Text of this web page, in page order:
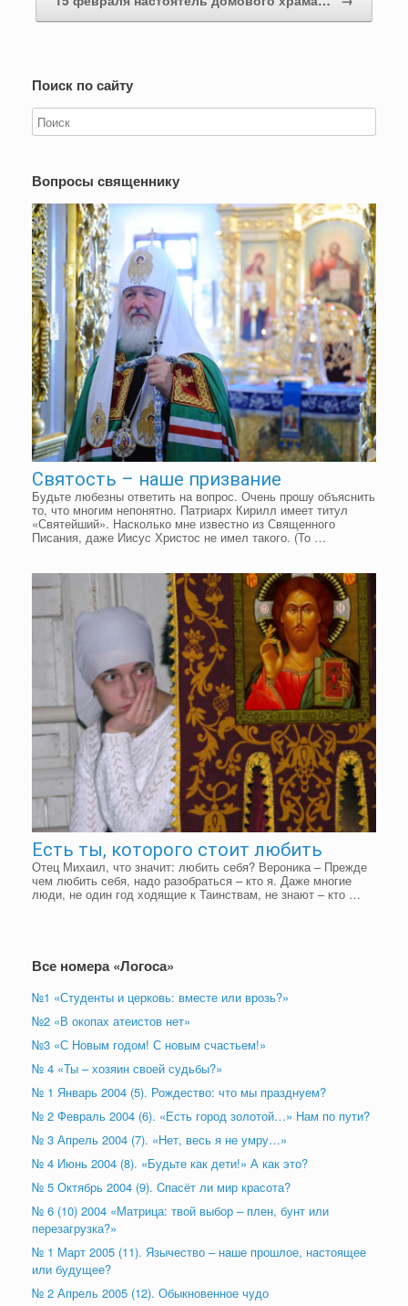
Поиск по сайту
Вопросы священнику
Святость – наше призвание
Будьте любезны ответить на вопрос. Очень прошу объяснить
то, что многим непонятно. Патриарх Кирилл имеет титул
«Святейший». Насколько мне известно из Священного
Писания, даже Иисус Христос не имел такого. (То …
Есть ты, которого стоит любить
Отец Михаил, что значит: любить себя? Вероника – Прежде
чем любить себя, надо разобраться – кто я. Даже многие
люди, не один год ходящие к Таинствам, не знают – кто …
Все номера «Логоса»
№1 «Студенты и церковь: вместе или врозь?»
№2 «В окопах атеистов нет»
№3 «С Новым годом! С новым счастьем!»
№ 4 «Ты – хозяин своей судьбы?»
№ 1 Январь 2004 (5). Рождество: что мы празднуем?
№ 2 Февраль 2004 (6). «Есть город золотой…» Нам по пути?
№ 3 Апрель 2004 (7). «Нет, весь я не умру…»
№ 4 Июнь 2004 (8). «Будьте как дети!» А как это?
№ 5 Октябрь 2004 (9). Cпасёт ли мир красота?
№ 6 (10) 2004 «Матрица: твой выбор – плен, бунт или
перезагрузка?»
№ 1 Март 2005 (11). Язычество – наше прошлое, настоящее
или будущее?
№ 2 Апрель 2005 (12). Обыкновенное чудо